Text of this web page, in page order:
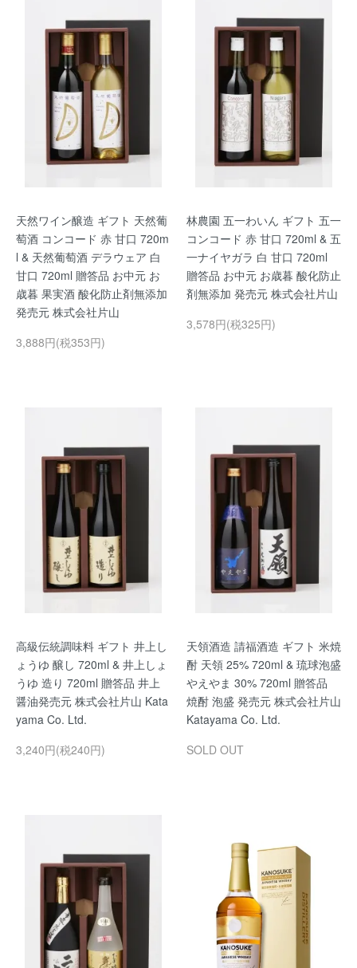
天然ワイン醸造 ギフト 天然葡
萄酒 コンコード 赤 甘口 720m
l & 天然葡萄酒 デラウェア 白
甘口 720ml 贈答品 お中元 お
歳暮 果実酒 酸化防止剤無添加
発売元 株式会社片山
3,888円(税353円)
林農園 五一わいん ギフト 五一
コンコード 赤 甘口 720ml & 五
一ナイヤガラ 白 甘口 720ml
贈答品 お中元 お歳暮 酸化防止
剤無添加 発売元 株式会社片山
3,578円(税325円)
高級伝統調味料 ギフト 井上し
ょうゆ 醸し 720ml & 井上しょ
うゆ 造り 720ml 贈答品 井上
醤油発売元 株式会社片山 Kata
yama Co. Ltd.
3,240円(税240円)
天領酒造 請福酒造 ギフト 米焼
酎 天領 25% 720ml & 琉球泡盛
やえやま 30% 720ml 贈答品
焼酎 泡盛 発売元 株式会社片山
Katayama Co. Ltd.
SOLD OUT